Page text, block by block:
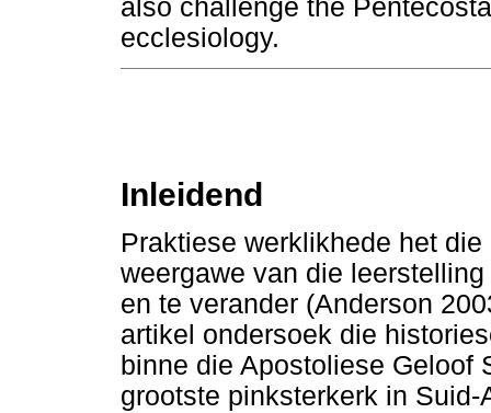
also challenge the
ecclesiology.
Inleidend
Praktiese werklikhede het
weergawe van die
en te verander (Anderson
artikel ondersoek die
binne die Apostoliese Geloof
grootste pinksterkerk in